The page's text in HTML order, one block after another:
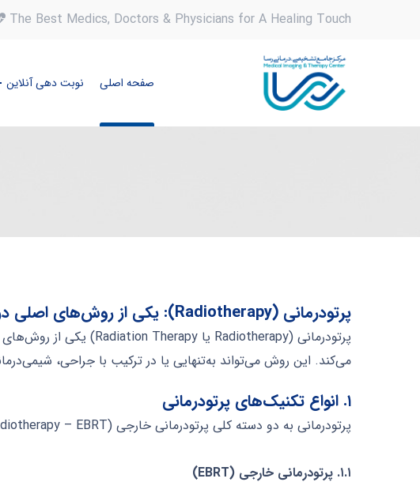
The Best Medics, Doctors & Physicians for A Healing Touch
صفحه اصلی نوبت دهی آنلاین
پرتودرمانی (Radiotherapy): یکی از روش‌های اصلی درمان سرطان
پرتودرمانی (Radiotherapy یا Radiation Therapy) یکی از روش‌های مهم در
می‌کند. این روش می‌تواند به‌تنهایی یا در ترکیب با جراحی،
۱. انواع تکنیک‌های پرتودرمانی
پرتودرمانی به دو دسته کلی پرتودرمانی خارجی (External Beam Radiotherapy – EBRT) و پرتودرمانی داخلی (Brachytherapy) تقسیم می‌شود.
۱.۱. پرتودرمانی خارجی (EBRT)